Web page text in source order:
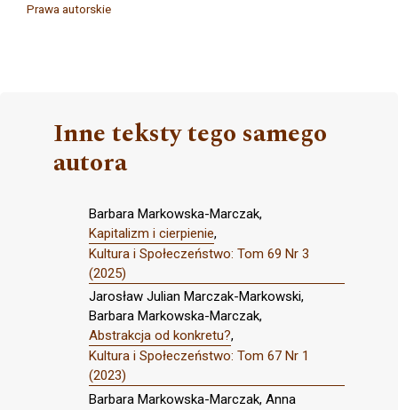
Prawa autorskie
Inne teksty tego samego
autora
Barbara Markowska-Marczak,
Kapitalizm i cierpienie,
Kultura i Społeczeństwo: Tom 69 Nr 3
(2025)
Jarosław Julian Marczak-Markowski,
Barbara Markowska-Marczak,
Abstrakcja od konkretu?,
Kultura i Społeczeństwo: Tom 67 Nr 1
(2023)
Barbara Markowska-Marczak, Anna